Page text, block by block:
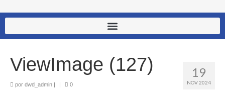
19
NOV 2024
ViewImage (127)
por dwd_admin 0